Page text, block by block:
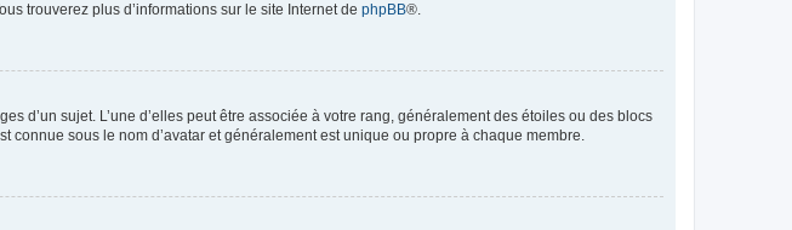
trouverez plus d’informations sur le site Internet de phpBB®.
d’un sujet. L’une d’elles peut être associée à votre rang, généralement des étoiles ou des blocs
sous le nom d’avatar et généralement est unique ou propre à chaque membre.